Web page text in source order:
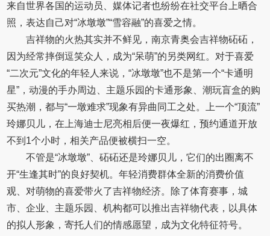
来自世界各国的运动员、媒体记者也纷纷在社交平台上晒合
照，表达自己对“冰墩墩”“雪容融”的喜爱之情。
吉祥物的火热其实并不鲜见，南京青奥会吉祥物砳砳，
因为经常摔倒逗笑众人，成为“呆萌”的另类网红。对于喜爱
“二次元”文化的年轻人来说，“冰墩墩”也不是第一个“卡通明
星”，动漫的手办周边、主题乐园的卡通形象、潮玩盲盒的购
买热潮，都与“一墩难求”现象有异曲同工之处。上一个“顶流”
玲娜贝儿，在上海迪士尼亮相后便一夜爆红，预约通道开放
不到1个小时，相关产品便被横扫一空。
不管是“冰墩墩”、砳砳还是玲娜贝儿，它们的出圈离不
开“生逢其时”的良好契机。年轻消费群体全新的消费价值
观、对萌物的喜爱带火了吉祥物经济。除了体育赛事，城
市、企业、主题乐园、机构都可以推出吉祥物代表，以具体
的拟人形象，寄托人们的情感愿望，成为文化特征符号。